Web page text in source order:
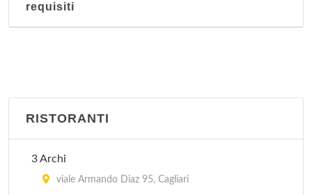
requisiti
RISTORANTI
3 Archi
viale Armando Diaz 95, Cagliari